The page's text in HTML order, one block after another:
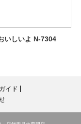
いしいよ N-7304
イド